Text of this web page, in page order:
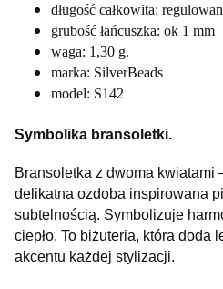
długość całkowita:
grubość łańcuszka: ok 1 mm
waga: 1,30 g.
marka: SilverBeads
model: S142
Symbolika bransoletki.
Bransoletka z dwoma kwiatami
delikatna ozdoba inspirowana
subtelnością. Symbolizuje
ciepło. To biżuteria, która doda
akcentu każdej stylizacji.